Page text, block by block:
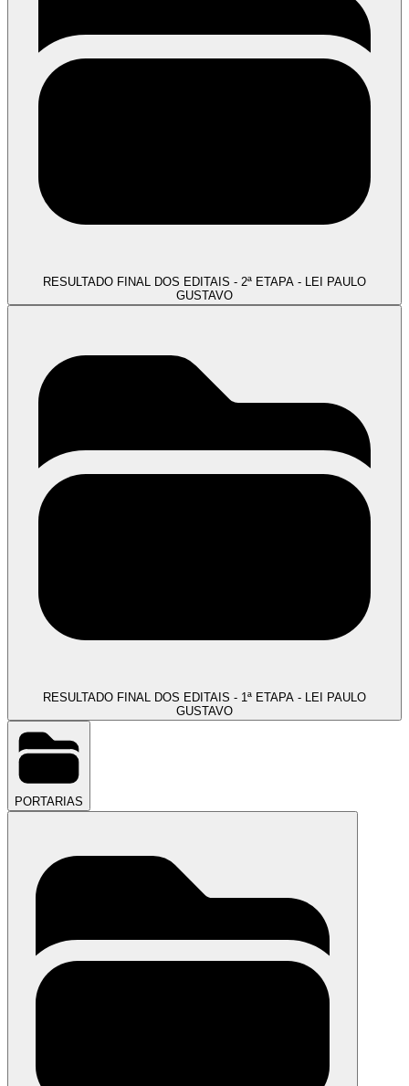
RESULTADO FINAL DOS EDITAIS - 2ª ETAPA - LEI PAULO
GUSTAVO
RESULTADO FINAL DOS EDITAIS - 1ª ETAPA - LEI PAULO
GUSTAVO
PORTARIAS